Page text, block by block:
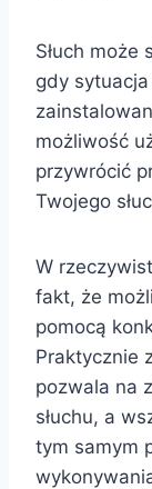
Słuch może
gdy
możliwość
przywrócić
Twojego
W
fakt, że
pomocą
Praktycznie
pozwala na
słuchu, a
tym samym